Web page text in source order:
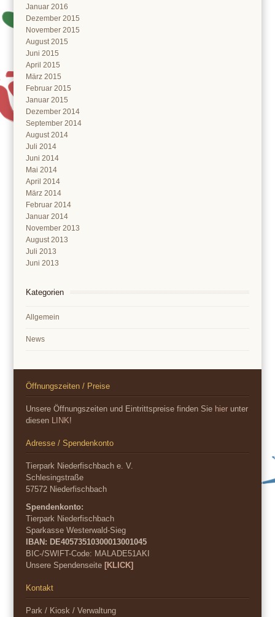
Januar 2016
Dezember 2015
November 2015
August 2015
Juni 2015
April 2015
März 2015
Februar 2015
Januar 2015
Dezember 2014
September 2014
August 2014
Juli 2014
Juni 2014
Mai 2014
April 2014
März 2014
Februar 2014
Januar 2014
November 2013
August 2013
Juli 2013
Juni 2013
Kategorien
Allgemein
News
Öffnungszeiten / Preise
Unsere Öffnungszeiten und Eintrittspreise finden Sie hier unter
diesen
LINK!
Adresse / Spendenkonto
Tierpark Niederfischbach e. V.
Schlesingstraße
57572 Niederfischbach
Spendenkonto:
Tierpark Niederfischbach
Sparkasse Westerwald-Sieg
IBAN: DE40573510300013001045
BIC-/SWIFT-Code: MALADE51AKI
Unsere Spendenseite [KLICK]
Kontakt
Park / Kiosk / Verwaltung